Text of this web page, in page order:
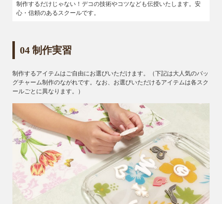
制作するだけじゃない！デコの技術やコツなども伝授いたします。安
心・信頼のあるスクールです。
04 制作実習
制作するアイテムはご自由にお選びいただけます。（下記は大人気のバッ
グチャーム制作のながれです。なお、お選びいただけるアイテムは各スク
ールごとに異なります。）